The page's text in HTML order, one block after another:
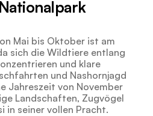
Mai bis Oktober ist am
sich die Wildtiere entlang
und klare
und Nashornjagd
Jahreszeit von November
Landschaften, Zugvögel
in seiner vollen Pracht.